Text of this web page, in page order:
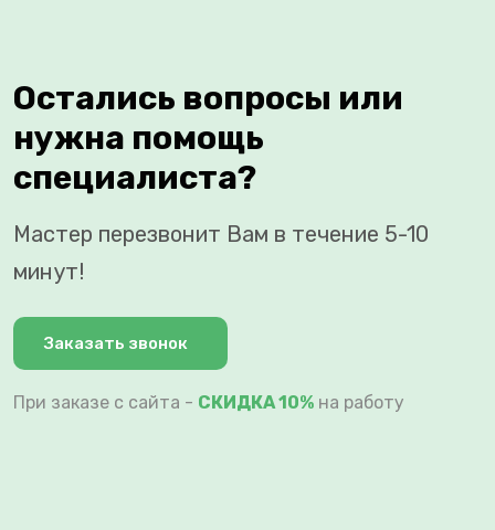
Остались вопросы или
нужна помощь
специалиста?
Мастер перезвонит Вам в течение 5-10
минут!
Заказать звонок
При заказе с сайта - СКИДКА 10% на работу